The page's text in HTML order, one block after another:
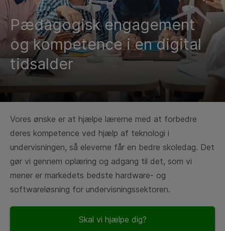
Pædagogisk engagement
og kompetence i en digital
tidsalder
Vores ønske er at hjælpe lærerne med at forbedre
deres kompetence ved hjælp af teknologi i
undervisningen, så eleverne får en bedre skoledag. Det
gør vi gennem oplæring og adgang til det, som vi
mener er markedets bedste hardware- og
softwareløsning for undervisningssektoren.
Skal vi hjælpe dig?